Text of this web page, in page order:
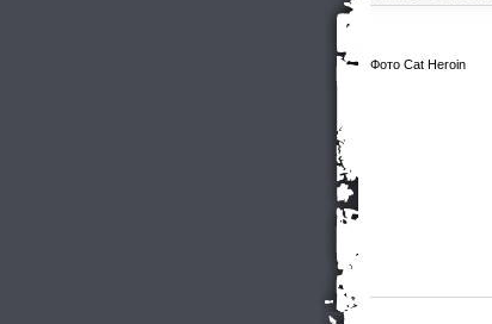
Фото Cat Heroin